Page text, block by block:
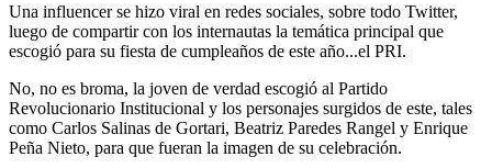
Una influencer se hizo viral en redes sociales, sobre todo Twitter,
luego de compartir con los internautas la temática principal que
escogió para su fiesta de cumpleaños de este año...el PRI.
No, no es broma, la joven de verdad escogió al Partido
Revolucionario Institucional y los personajes surgidos de este, tales
como Carlos Salinas de Gortari, Beatriz Paredes Rangel y Enrique
Peña Nieto, para que fueran la imagen de su celebración.